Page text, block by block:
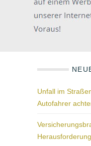
Unfall im
Autofahrer